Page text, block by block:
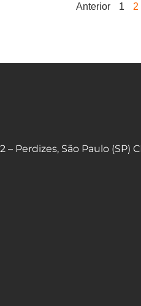
Anterior 1 2
Perdizes, São Paulo (SP)